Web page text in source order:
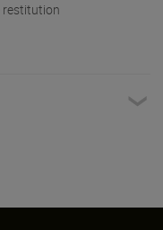
restitution